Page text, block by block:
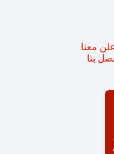
أعلن معنا
بنا